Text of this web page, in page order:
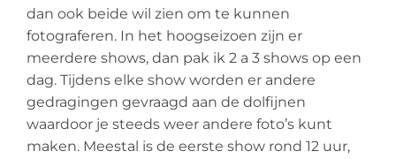
dan ook beide wil zien om te kunnen
fotograferen. In het hoogseizoen zijn er
meerdere shows, dan pak ik 2 a 3 shows op een
dag. Tijdens elke show worden er andere
gedragingen gevraagd aan de dolfijnen
waardoor je steeds weer andere foto’s kunt
maken. Meestal is de eerste show rond 12 uur,